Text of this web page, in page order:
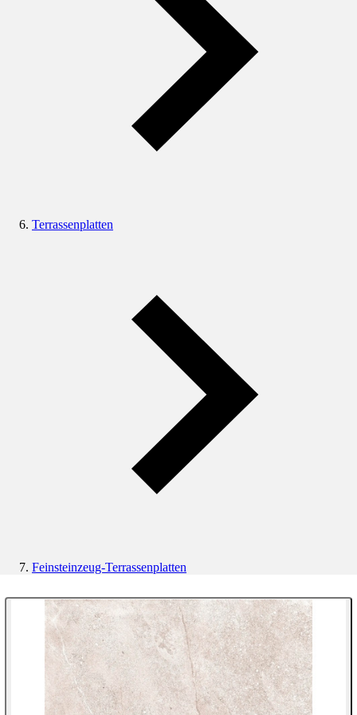
Terrassenplatten
Feinsteinzeug-Terrassenplatten